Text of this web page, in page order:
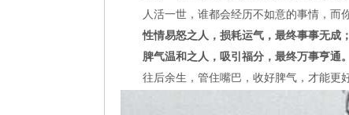
人活一世，谁都会经历不如意的事情，而
性情易怒之人，损耗运气，最终事事无成；
脾气温和之人，吸引福分，最终万事亨通。
往后余生，管住嘴巴，收好脾气，才能更